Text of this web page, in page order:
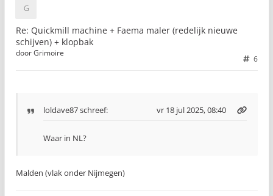
Re: Quickmill machine + Faema maler (redelijk nieuwe
schijven) + klopbak
6
doorGrimoire
loldave87schreef: vr 18 jul 2025, 08:40
Waar in NL?
Malden (vlak onder Nijmegen)